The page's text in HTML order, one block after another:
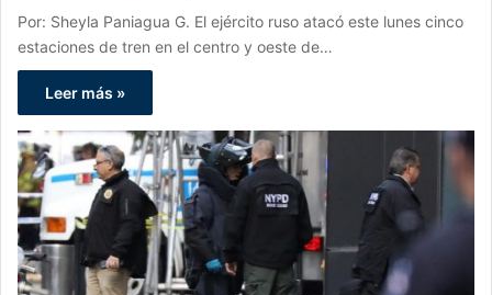
Por: Sheyla Paniagua G. El ejército ruso atacó este lunes cinco
estaciones de tren en el centro y oeste de…
Leer más »